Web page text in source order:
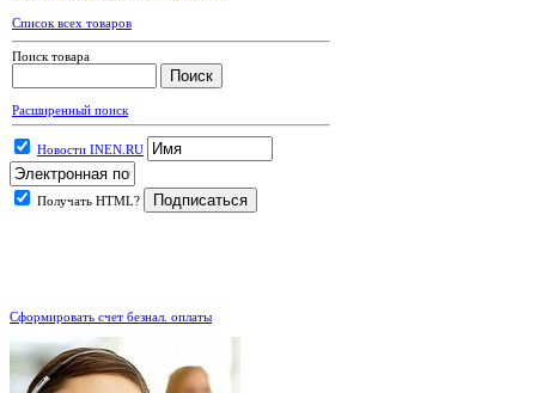
Список всех товаров
Поиск товара
Расширенный поиск
Новости INEN.RU
Получать HTML?
Сформировать счет безнал. оплаты